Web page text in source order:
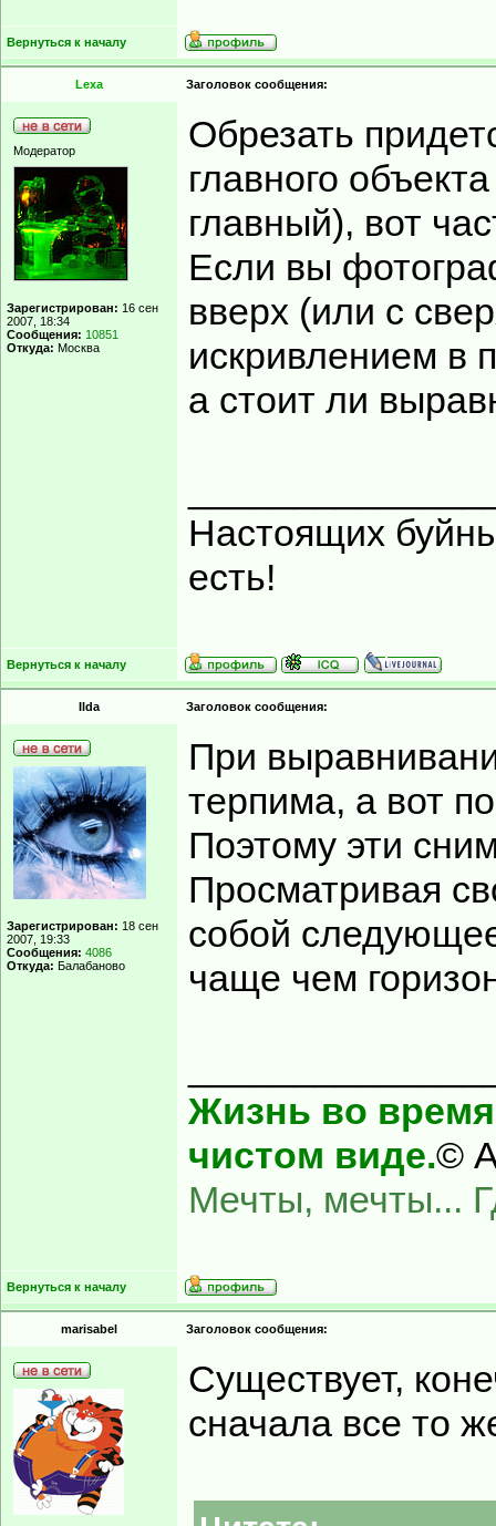
Вернуться к началу
Lexa Заголовок сообщения:
Модератор
Зарегистрирован: 16 сен
2007, 18:34
Сообщения: 10851
Откуда: Москва
Обрезать
главного
главный), вот
Если вы
вверх (или с
искривлением в
а стоит ли
Настоящих
есть!
Вернуться к началу
Ilda Заголовок сообщения:
Зарегистрирован: 18 сен
2007, 19:33
Сообщения: 4086
Откуда: Балабаново
При
терпима, а вот
Поэтому эти
Просматривая
собой
чаще чем
Жизнь во время
чистом виде.©
Мечты, мечты...
Вернуться к началу
marisabel Заголовок сообщения:
Существует,
сначала все то